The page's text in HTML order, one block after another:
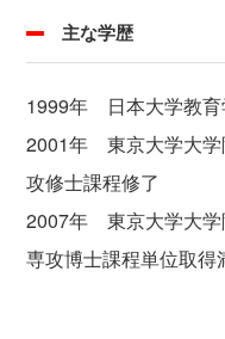
主な学歴
1999年 日本大学教育
2001年 東京大学大学
攻修士課程修了
2007年 東京大学大学
専攻博士課程単位取得